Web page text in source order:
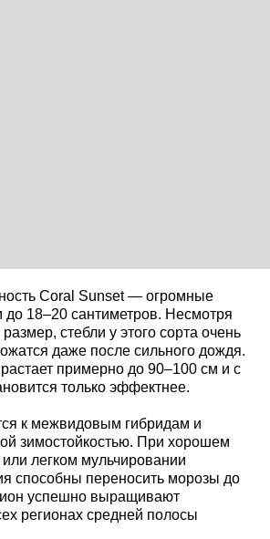
Coral Sunset — огромные
до 18–20 сантиметров. Несмотря
стебли у этого сорта очень
даже после сильного дождя.
примерно до 90–100 см и с
только эффектнее.
к межвидовым гибридам и
зимостойкостью. При хорошем
легком мульчировании
способны переносить морозы до
успешно выращивают
регионах средней полосы